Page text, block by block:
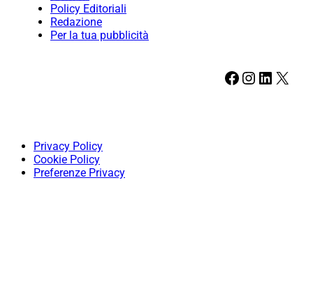
Policy Editoriali
Redazione
Per la tua pubblicità
Facebook Instagram LinkedIn X
Privacy Policy
Cookie Policy
Preferenze Privacy